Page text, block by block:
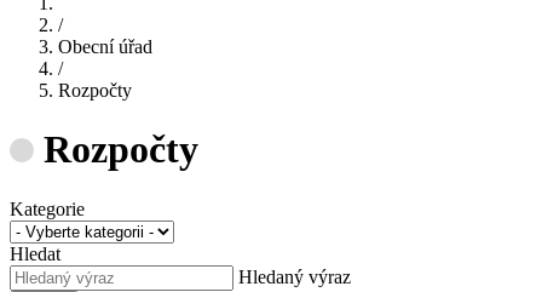
/
Obecní úřad
/
Rozpočty
Rozpočty
Kategorie
Hledat
Hledaný výraz